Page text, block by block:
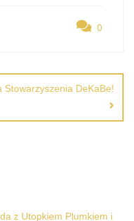
0
Stowarzyszenia DeKaBe!
z Utopkiem Plumkiem i